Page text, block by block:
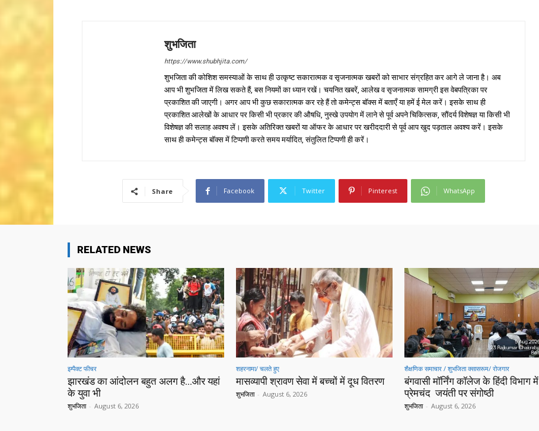
शुभजिता
https://www.shubhjita.com/
शुभजिता की कोशिश समस्याओं के साथ ही उत्कृष्ट सकारात्मक व सृजनात्मक खबरों को साभार संग्रहित कर आगे ले जाना है। अब
आप भी शुभजिता में लिख सकते हैं, बस नियमों का ध्यान रखें। चयनित खबरें, आलेख व सृजनात्मक सामग्री इस वेबपत्रिका पर
प्रकाशित की जाएगी। अगर आप भी कुछ सकारात्मक कर रहे हैं तो कमेन्ट्स बॉक्स में बताएँ या हमें ई मेल करें। इसके साथ ही
प्रकाशित आलेखों के आधार पर किसी भी प्रकार की औषधि, नुस्खे उपयोग में लाने से पूर्व अपने चिकित्सक, सौंदर्य विशेषज्ञ या किसी भी
विशेषज्ञ की सलाह अवश्य लें। इसके अतिरिक्त खबरों या ऑफर के आधार पर खरीददारी से पूर्व आप खुद पड़ताल अवश्य करें। इसके
साथ ही कमेन्ट्स बॉक्स में टिप्पणी करते समय मर्यादित, संतुलित टिप्पणी ही करें।
Share Facebook Twitter Pinterest WhatsApp
RELATED NEWS
इम्पैक्ट फीचर
झारखंड का आंदोलन बहुत अलग है…और यहां
के युवा भी
शुभजिता - August 6, 2026
शहरनामा/ चलते हुए
मासव्यापी श्रावण सेवा में बच्चों में दूध वितरण
शुभजिता - August 6, 2026
शैक्षणिक समाचार / शुभजिता क्सासरूम/ रोजगार
बंगवासी मॉर्निंग कॉलेज के हिंदी विभाग में
प्रेमचंद जयंती पर संगोष्ठी
शुभजिता - August 6, 2026